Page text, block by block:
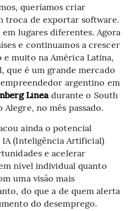
queríamos criar
troca de exportar software.
lugares diferentes. Agora
e continuamos a crescer
muito na América Latina,
que é um grande mercado
empreendedor argentino em
Línea durante o South
no mês passado.
ainda o potencial
(Inteligência Artificial)
e acelerar
nível individual quanto
uma visão mais
do que a de quem alerta
do desemprego.